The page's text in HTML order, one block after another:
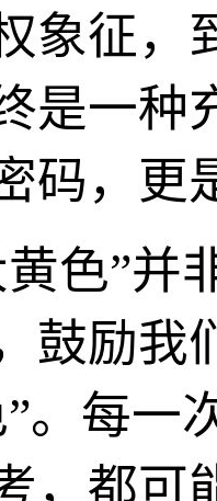
象征，
是一种
码，更
色”并
鼓励我
。每一
，都可